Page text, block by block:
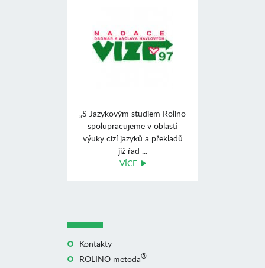
„S Jazykovým studiem Rolino
spolupracujeme v oblasti
výuky cizí jazyků a překladů
již řad ...
VÍCE
Kontakty
ROLINO metoda®